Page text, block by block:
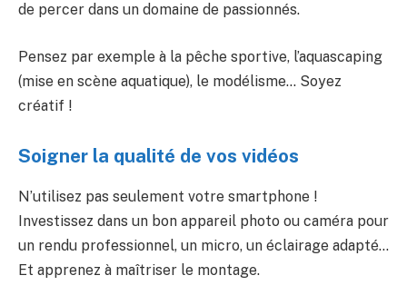
de percer dans un domaine de passionnés.
Pensez par exemple à la pêche sportive, l’aquascaping
(mise en scène aquatique), le modélisme… Soyez
créatif !
Soigner la qualité de vos vidéos
N’utilisez pas seulement votre smartphone !
Investissez dans un bon appareil photo ou caméra pour
un rendu professionnel, un micro, un éclairage adapté…
Et apprenez à maîtriser le montage.